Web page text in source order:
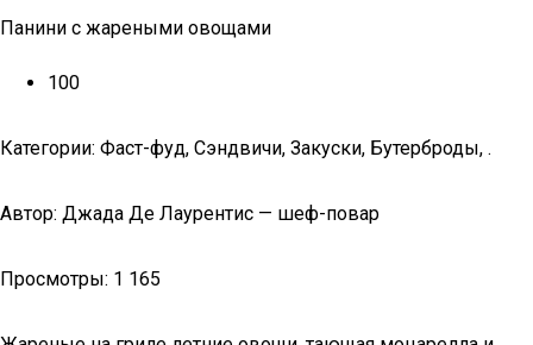
Панини с жареными овощами
100
Категории: Фаст-фуд, Сэндвичи, Закуски, Бутерброды, .
Автор: Джада Де Лаурентис — шеф-повар
Просмотры: 1 165